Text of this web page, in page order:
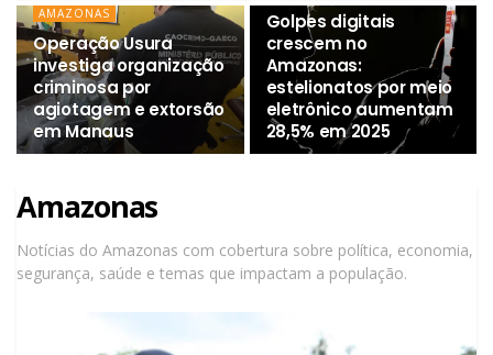
AMAZONAS
Operação Usura
investiga organização
criminosa por
agiotagem e extorsão
em Manaus
Golpes digitais
crescem no
Amazonas:
estelionatos por meio
eletrônico aumentam
28,5% em 2025
Amazonas
Notícias do Amazonas com cobertura sobre política, economia,
segurança, saúde e temas que impactam a população.